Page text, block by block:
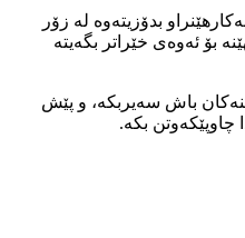
بدۆزیتەوە لە زۆر
بۆ ئەوەی خێراتر بگەیتە
باش سەیربکە، و پێش
چاوپێکەوتن بکە.